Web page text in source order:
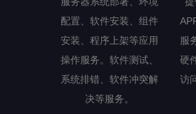
配置、软件安装、组件
安装、程序上架等应用
操作服务。软件测试、
系统排错、软件冲突解
决等服务。
服
硬
访